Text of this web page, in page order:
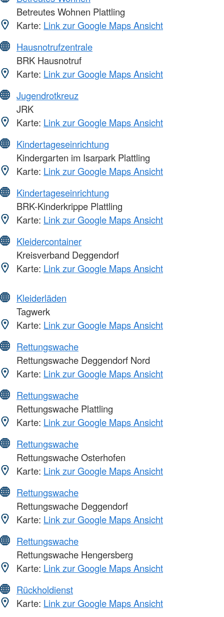
Betreutes Wohnen Plattling
Karte: Link zur Google Maps Ansicht
Hausnotrufzentrale
BRK Hausnotruf
Karte: Link zur Google Maps Ansicht
Jugendrotkreuz
JRK
Karte: Link zur Google Maps Ansicht
Kindertageseinrichtung
Kindergarten im Isarpark Plattling
Karte: Link zur Google Maps Ansicht
Kindertageseinrichtung
BRK-Kinderkrippe Plattling
Karte: Link zur Google Maps Ansicht
Kleidercontainer
Kreisverband Deggendorf
Karte: Link zur Google Maps Ansicht
Kleiderläden
Tagwerk
Karte: Link zur Google Maps Ansicht
Rettungswache
Rettungswache Deggendorf Nord
Karte: Link zur Google Maps Ansicht
Rettungswache
Rettungswache Plattling
Karte: Link zur Google Maps Ansicht
Rettungswache
Rettungswache Osterhofen
Karte: Link zur Google Maps Ansicht
Rettungswache
Rettungswache Deggendorf
Karte: Link zur Google Maps Ansicht
Rettungswache
Rettungswache Hengersberg
Karte: Link zur Google Maps Ansicht
Rückholdienst
Karte: Link zur Google Maps Ansicht